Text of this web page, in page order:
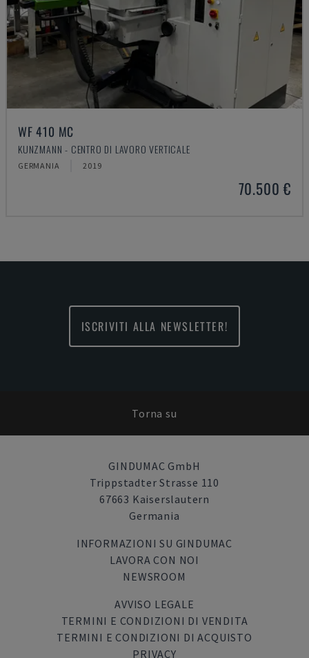
WF 410 MC
KUNZMANN - CENTRO DI LAVORO VERTICALE
GERMANIA 2019
70.500 €
ISCRIVITI ALLA NEWSLETTER!
Torna su
GINDUMAC GmbH
Trippstadter Strasse 110
67663 Kaiserslautern
Germania
INFORMAZIONI SU GINDUMAC
LAVORA CON NOI
NEWSROOM
AVVISO LEGALE
TERMINI E CONDIZIONI DI VENDITA
TERMINI E CONDIZIONI DI ACQUISTO
PRIVACY